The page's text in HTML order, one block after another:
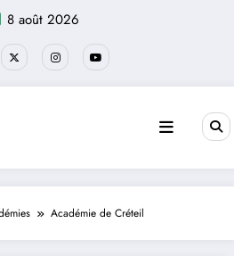
8 août 2026
Académie de Créteil